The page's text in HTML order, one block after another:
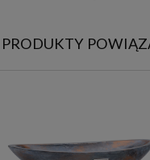
PRODUKTY